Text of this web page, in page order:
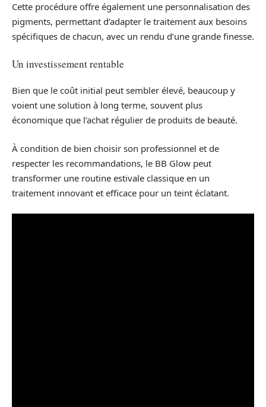
Cette procédure offre également une personnalisation des
pigments, permettant d’adapter le traitement aux besoins
spécifiques de chacun, avec un rendu d’une grande finesse.
Un investissement rentable
Bien que le coût initial peut sembler élevé, beaucoup y
voient une solution à long terme, souvent plus
économique que l’achat régulier de produits de beauté.
À condition de bien choisir son professionnel et de
respecter les recommandations, le BB Glow peut
transformer une routine estivale classique en un
traitement innovant et efficace pour un teint éclatant.